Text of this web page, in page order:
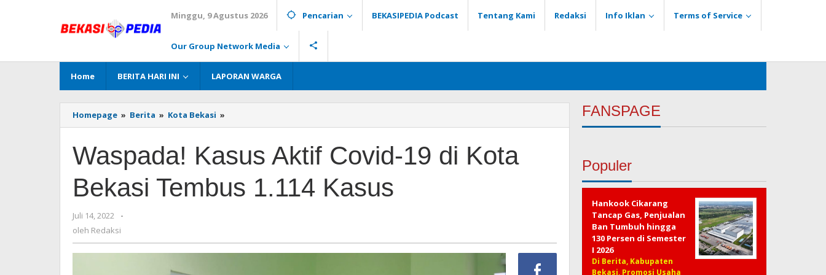
Minggu, 9 Agustus 2026 Pencarian BEKASIPEDIA Podcast Tentang Kami Redaksi Info Iklan Terms of Service
Our Group Network Media
Home BERITA HARI INI LAPORAN WARGA
Homepage » Berita » Kota Bekasi »
Kasus
Covid-
19
Kota
Bekasi
Waspada! Kasus Aktif Covid-19 di Kota
Bekasi Tembus 1.114 Kasus
Juli 14, 2022
oleh
-
oleh Redaksi
FANSPAGE
Populer
Hankook Cikarang
Tancap Gas, Penjualan
Ban Tumbuh hingga
130 Persen di Semester
I 2026
Di Berita, Kabupaten
Bekasi, Promosi Usaha